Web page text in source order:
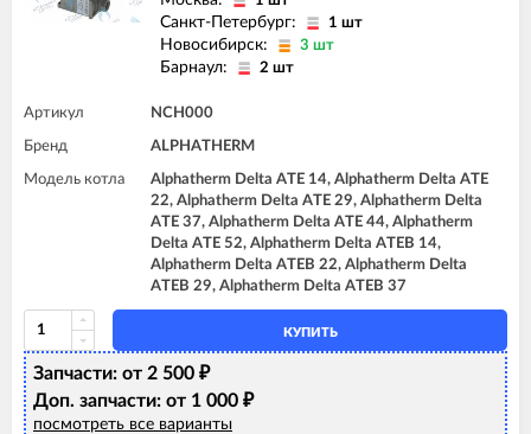
Санкт-Петербург: 1 шт
Новосибирск: 3 шт
Барнаул: 2 шт
Артикул NCH000
Бренд ALPHATHERM
Модель котла
Alphatherm Delta ATE 14, Alphatherm Delta ATE
22, Alphatherm Delta ATE 29, Alphatherm Delta
ATE 37, Alphatherm Delta ATE 44, Alphatherm
Delta ATE 52, Alphatherm Delta ATEB 14,
Alphatherm Delta ATEB 22, Alphatherm Delta
ATEB 29, Alphatherm Delta ATEB 37
КУПИТЬ
Запчасти: от 2 500 ₽
Доп. запчасти: от 1 000 ₽
посмотреть все варианты